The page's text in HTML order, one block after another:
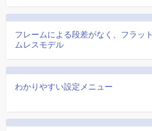
フレームによる段差がなく、フラッ
ムレスモデル
わかりやすい設定メニュー